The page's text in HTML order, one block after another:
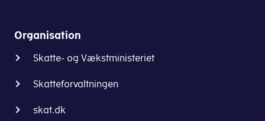
Organisation
Skatte- og Vækstministeriet
Skatteforvaltningen
skat.dk